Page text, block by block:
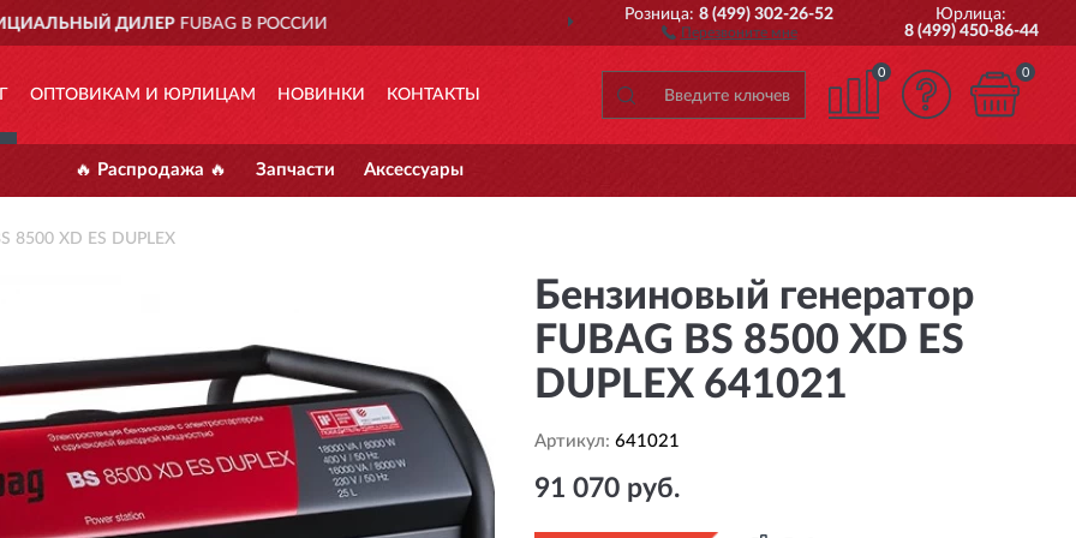
ДОСТАВИМ ПОЛНЫЙАССОРТИМЕНТ
Розница:8 (499) 302-26-52
Перезвоните мне
Юрлица:
8 (499) 450-86-44
ОПТОВИКАМ И ЮРЛИЦАМ НОВИНКИ КОНТАКТЫ
0 0
🔥 Распродажа 🔥 Запчасти Аксессуары
8500 XD ES DUPLEX
Бензиновый генератор
FUBAG BS 8500 XD ES
DUPLEX 641021
Артикул: 641021
91 070 руб.